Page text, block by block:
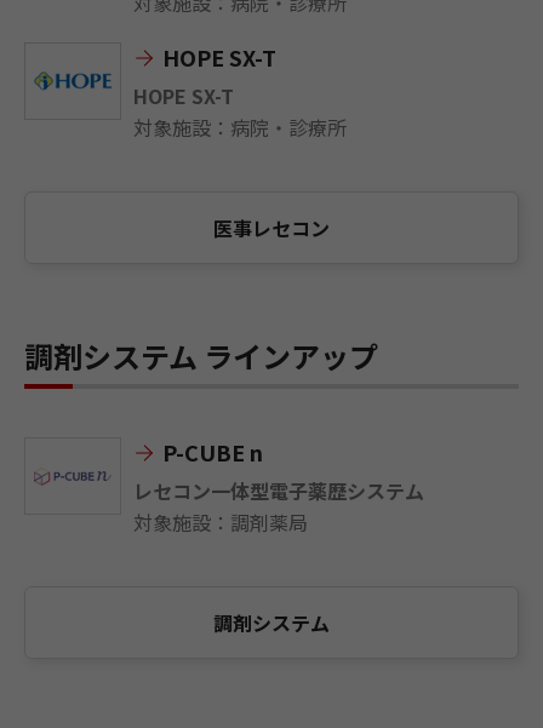
HOPE SX-T
HOPE SX-T
対象施設：病院・診療所
医事レセコン
調剤システム ラインアップ
P-CUBE n
レセコン一体型電子薬歴システム
対象施設：調剤薬局
調剤システム